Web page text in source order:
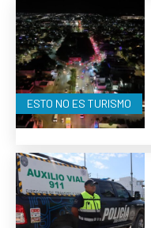
ESTO NO ES TURISMO